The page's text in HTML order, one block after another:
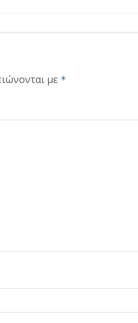
με *